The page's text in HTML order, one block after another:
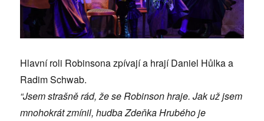
Hlavní roli Robinsona zpívají a hrají Daniel Hůlka a
Radim Schwab.
“Jsem strašně rád, že se Robinson hraje. Jak už jsem
mnohokrát zmínil, hudba Zdeňka Hrubého je